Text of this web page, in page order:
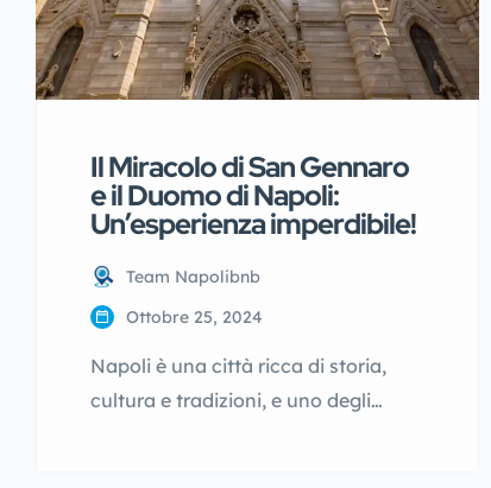
Il Miracolo di San Gennaro
e il Duomo di Napoli:
Un’esperienza imperdibile!
Team Napolibnb
Ottobre 25, 2024
Napoli è una città ricca di storia,
cultura e tradizioni, e uno degli